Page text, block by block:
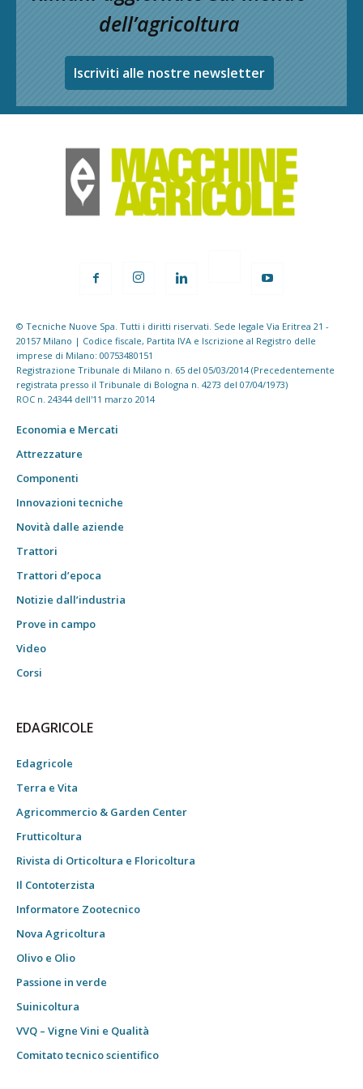
dell’agricoltura
Iscriviti alle nostre newsletter
© Tecniche Nuove Spa. Tutti i diritti riservati. Sede legale Via Eritrea 21 -
20157 Milano | Codice fiscale, Partita IVA e Iscrizione al Registro delle
imprese di Milano: 00753480151
Registrazione Tribunale di Milano n. 65 del 05/03/2014 (Precedentemente
registrata presso il Tribunale di Bologna n. 4273 del 07/04/1973)
ROC n. 24344 dell'11 marzo 2014
Economia e Mercati
Attrezzature
Componenti
Innovazioni tecniche
Novità dalle aziende
Trattori
Trattori d’epoca
Notizie dall’industria
Prove in campo
Video
Corsi
EDAGRICOLE
Edagricole
Terra e Vita
Agricommercio & Garden Center
Frutticoltura
Rivista di Orticoltura e Floricoltura
Il Contoterzista
Informatore Zootecnico
Nova Agricoltura
Olivo e Olio
Passione in verde
Suinicoltura
VVQ – Vigne Vini e Qualità
Comitato tecnico scientifico